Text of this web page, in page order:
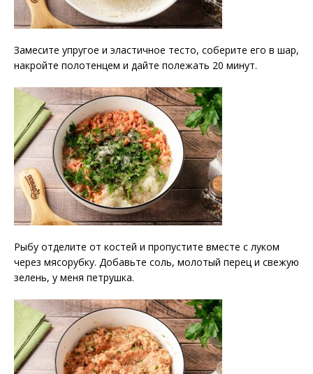
Замесите упругое и эластичное тесто, соберите его в шар,
накройте полотенцем и дайте полежать 20 минут.
Рыбу отделите от костей и пропустите вместе с луком
через мясорубку. Добавьте соль, молотый перец и свежую
зелень, у меня петрушка.